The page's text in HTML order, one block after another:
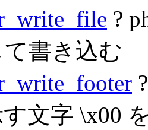
?
書き込む
文字 \x00